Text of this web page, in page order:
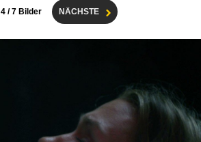
4 / 7 Bilder NÄCHSTE